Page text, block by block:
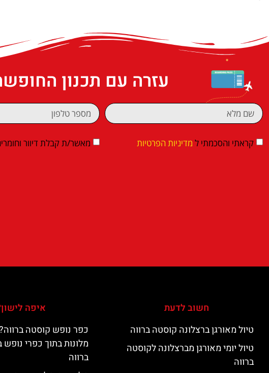
עזרה עם תכנון
קראתי והסכמתי ל מדיניות הפרטיות מאשר/ת קבלת דיוור
חשוב לדעת
טיול מאורגן ברצלונה קוסטה ברווה
טיול יומי מאורגן מברצלונה לקוסטה
ברווה
איפה
כפר נופש קוסטה
מלונות בתוך כפרי
ברווה